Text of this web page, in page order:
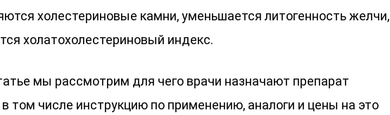
холестериновые камни, уменьшается литогенность желчи,
холатохолестериновый индекс.
мы рассмотрим для чего врачи назначают препарат
в том числе инструкцию по применению, аналоги и цены на это